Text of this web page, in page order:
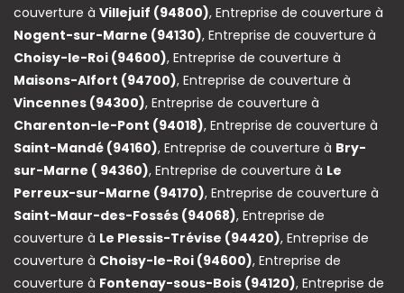
couverture à Villejuif (94800), Entreprise de couverture à
Nogent-sur-Marne (94130), Entreprise de couverture à
Choisy-le-Roi (94600), Entreprise de couverture à
Maisons-Alfort (94700), Entreprise de couverture à
Vincennes (94300), Entreprise de couverture à
Charenton-le-Pont (94018), Entreprise de couverture à
Saint-Mandé (94160), Entreprise de couverture à Bry-
sur-Marne ( 94360), Entreprise de couverture à Le
Perreux-sur-Marne (94170), Entreprise de couverture à
Saint-Maur-des-Fossés (94068), Entreprise de
couverture à Le Plessis-Trévise (94420), Entreprise de
couverture à Choisy-le-Roi (94600), Entreprise de
couverture à Fontenay-sous-Bois (94120), Entreprise de